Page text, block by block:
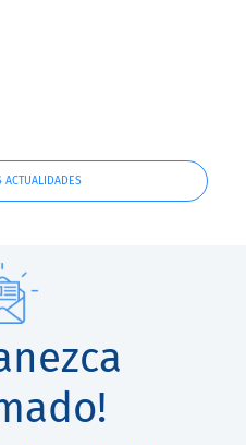
ACTUALIDADES